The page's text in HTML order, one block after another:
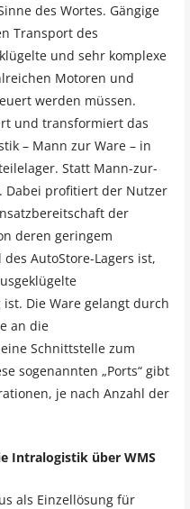
des Wortes. Gängige
Transport des
und sehr komplexe
Motoren und
werden müssen.
und transformiert das
– Mann zur Ware – in
Statt Mann-zur-
Dabei profitiert der Nutzer
der
deren geringem
AutoStore-Lagers ist,
Die Ware gelangt durch
an die
Schnittstelle zum
sogenannten „Ports“ gibt
je nach Anzahl der
Intralogistik über WMS
als Einzellösung für